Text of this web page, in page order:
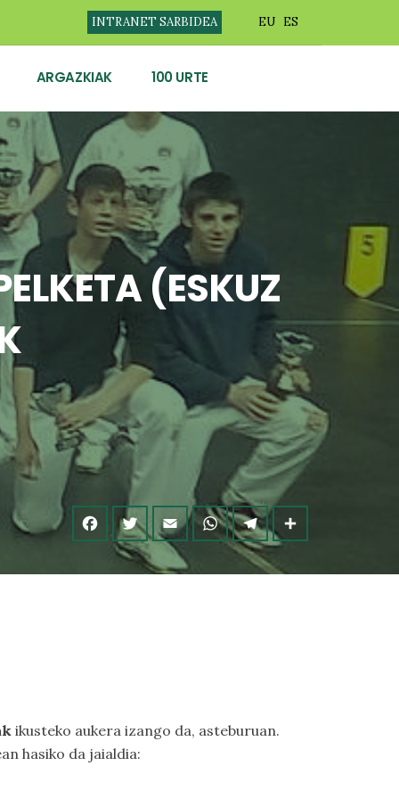
INTRANET SARBIDEA EU ES
ARGAZKIAK 100 URTE
(ESKUZ
ikusteko aukera izango da, asteburuan.
hasiko da jaialdia: